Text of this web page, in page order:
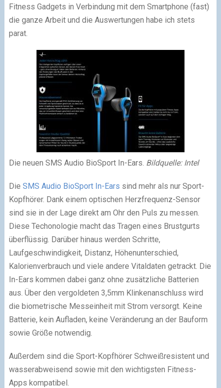
Fitness Gadgets in Verbindung mit dem Smartphone (fast)
die ganze Arbeit und die Auswertungen habe ich stets
parat.
Die neuen SMS Audio BioSport In-Ears. Bildquelle: Intel
Die SMS Audio BioSport In-Ears sind mehr als nur Sport-
Kopfhörer. Dank einem optischen Herzfrequenz-Sensor
sind sie in der Lage direkt am Ohr den Puls zu messen.
Diese Techonologie macht das Tragen eines Brustgurts
überflüssig. Darüber hinaus werden Schritte,
Laufgeschwindigkeit, Distanz, Höhenunterschied,
Kalorienverbrauch und viele andere Vitaldaten getrackt. Die
In-Ears kommen dabei ganz ohne zusätzliche Batterien
aus. Über den vergoldeten 3,5mm Klinkenanschluss wird
die biometrische Messeinheit mit Strom versorgt. Keine
Batterie, kein Aufladen, keine Veränderung an der Bauform
sowie Größe notwendig.
Außerdem sind die Sport-Kopfhörer Schweißresistent und
wasserabweisend sowie mit den wichtigsten Fitness-
Apps kompatibel.